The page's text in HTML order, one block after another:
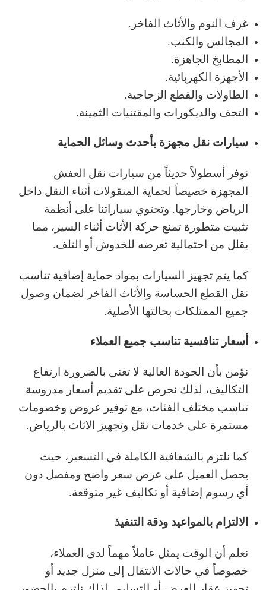
غرف النوم والأثاث الفاخر.
المجالس والكنب.
المطابخ الجاهزة.
الأجهزة الكهربائية.
الطاولات والقطع الزجاجية.
التحف والديكورات والمقتنيات الثمينة.
سيارات نقل مجهزة بأحدث وسائل الحماية
نوفر أسطولاً حديثاً من سيارات نقل العفش
المجهزة خصيصاً لحماية المنقولات أثناء النقل داخل
الرياض وخارجها. وتحتوي سياراتنا على أنظمة
تثبيت متطورة تمنع حركة الأثاث أثناء السير، مما
يقلل من احتمالية تعرضه للخدوش أو التلف.
كما يتم تجهيز السيارات بمواد حماية إضافية تناسب
نقل القطع الحساسة والأثاث الفاخر لضمان وصول
جميع الممتلكات بحالتها الأصلية.
أسعار تنافسية تناسب جميع العملاء
نؤمن بأن الجودة العالية لا تعني بالضرورة ارتفاع
التكاليف، لذلك نحرص على تقديم أسعار مدروسة
تناسب مختلف الفئات، مع توفير عروض وخصومات
مستمرة على خدمات نقل وتجهيز الاثاث بالرياض.
كما نلتزم بالشفافية الكاملة في التسعير، حيث
يحصل العميل على عرض سعر واضح ومفصل دون
أي رسوم إضافية أو تكاليف غير متوقعة.
الالتزام بالمواعيد ودقة التنفيذ
نعلم أن الوقت يمثل عاملاً مهماً لدى العملاء،
خصوصاً في حالات الانتقال إلى منزل جديد أو